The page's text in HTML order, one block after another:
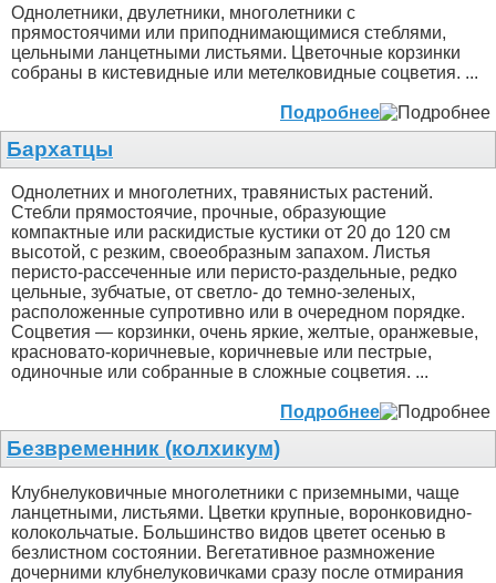
Однолетники, двулетники, многолетники с
прямостоячими или приподнимающимися стеблями,
цельными ланцетными листьями. Цветочные корзинки
собраны в кистевидные или метелковидные соцветия. ...
Подробнее
Бархатцы
Однолетних и многолетних, травянистых растений.
Стебли прямостоячие, прочные, образующие
компактные или раскидистые кустики от 20 до 120 см
высотой, с резким, своеобразным запахом. Листья
перисто-рассеченные или перисто-раздельные, редко
цельные, зубчатые, от светло- до темно-зеленых,
расположенные супротивно или в очередном порядке.
Соцветия — корзинки, очень яркие, желтые, оранжевые,
красновато-коричневые, коричневые или пестрые,
одиночные или собранные в сложные соцветия. ...
Подробнее
Безвременник (колхикум)
Клубнелуковичные многолетники с приземными, чаще
ланцетными, листьями. Цветки крупные, воронковидно-
колокольчатые. Большинство видов цветет осенью в
безлистном состоянии. Вегетативное размножение
дочерними клубнелуковичками сразу после отмирания